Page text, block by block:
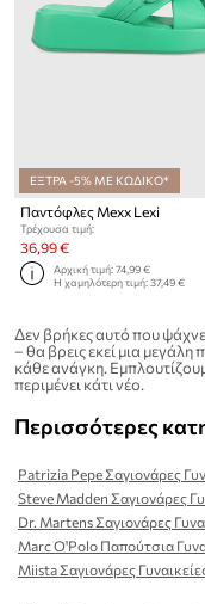
ΕΞΤΡΑ -5% ΜΕ ΚΩΔΙΚΟ*
Παντόφλες Mexx Lexi
Τρέχουσα τιμή:
36,99 €
Αρχική τιμή:74,99 €
Η χαμηλότερη τιμή:37,49 €
Δεν βρήκες αυτό που
– θα βρεις εκεί μια
κάθε ανάγκη.
περιμένει κάτι νέο.
Περισσότερες
Patrizia Pepe Σαγιονάρες
Steve Madden Σαγιονάρες
Dr. Martens Σαγιονάρες
Marc O'Polo Παπούτσια
Miista Σαγιονάρες